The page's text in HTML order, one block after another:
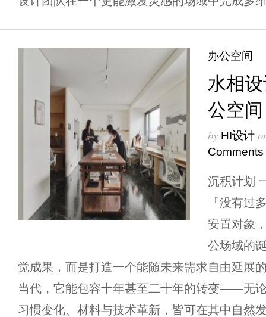
办公空间
水相
公空
by HI设计
Comments
沉积计划
「没有过
安置对象
公场域的
觉成果，而是打造一个能随未来需求自由延展
当代，它能包容十年甚至二十年的转变——无
习惯变化、材料与技术革新，皆可在其中自然